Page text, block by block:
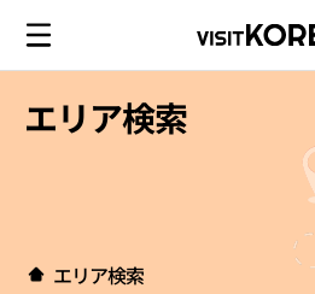
エリア検索
エリア検索